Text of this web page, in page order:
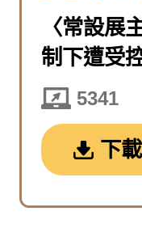
〈常設展
制下遭受
5341
下